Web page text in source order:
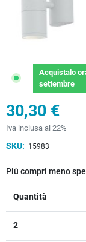
Acquistalo
settembre
30,30 €
Iva inclusa al 22%
SKU: 15983
Più compri meno
Quantità
2